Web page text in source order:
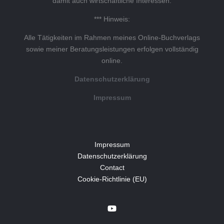
*** Hinweis:
Alle Tätigkeiten im Rahmen meines Online-Buchverlags
sowie meiner Beratungsleistungen erfolgen vollständig
online.
Datenschutzerklärung
Impressum
Impressum
Datenschutzerklärung
Contact
Cookie-Richtlinie (EU)